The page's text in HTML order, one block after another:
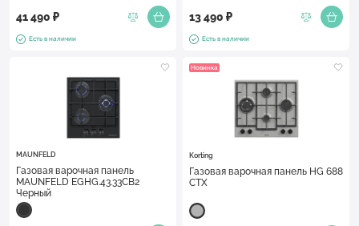
41 490 ₽
Есть в наличии
13 490 ₽
Есть в наличии
MAUNFELD
Газовая варочная панель
MAUNFELD EGHG.43.33CB2
Черный
Новинка
Korting
Газовая варочная панель HG 688
CTX